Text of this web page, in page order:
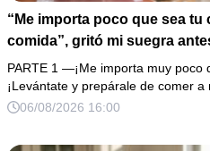
“Me importa poco que sea
comida”, gritó mi suegra
mi cama. Mi esposo regresó
perfume de su amante,
Pero yo ya tenía 3 copias de
PARTE 1 —¡Me importa muy poco
¡Levántate y prepárale de comer a
06/08/2026 16:00